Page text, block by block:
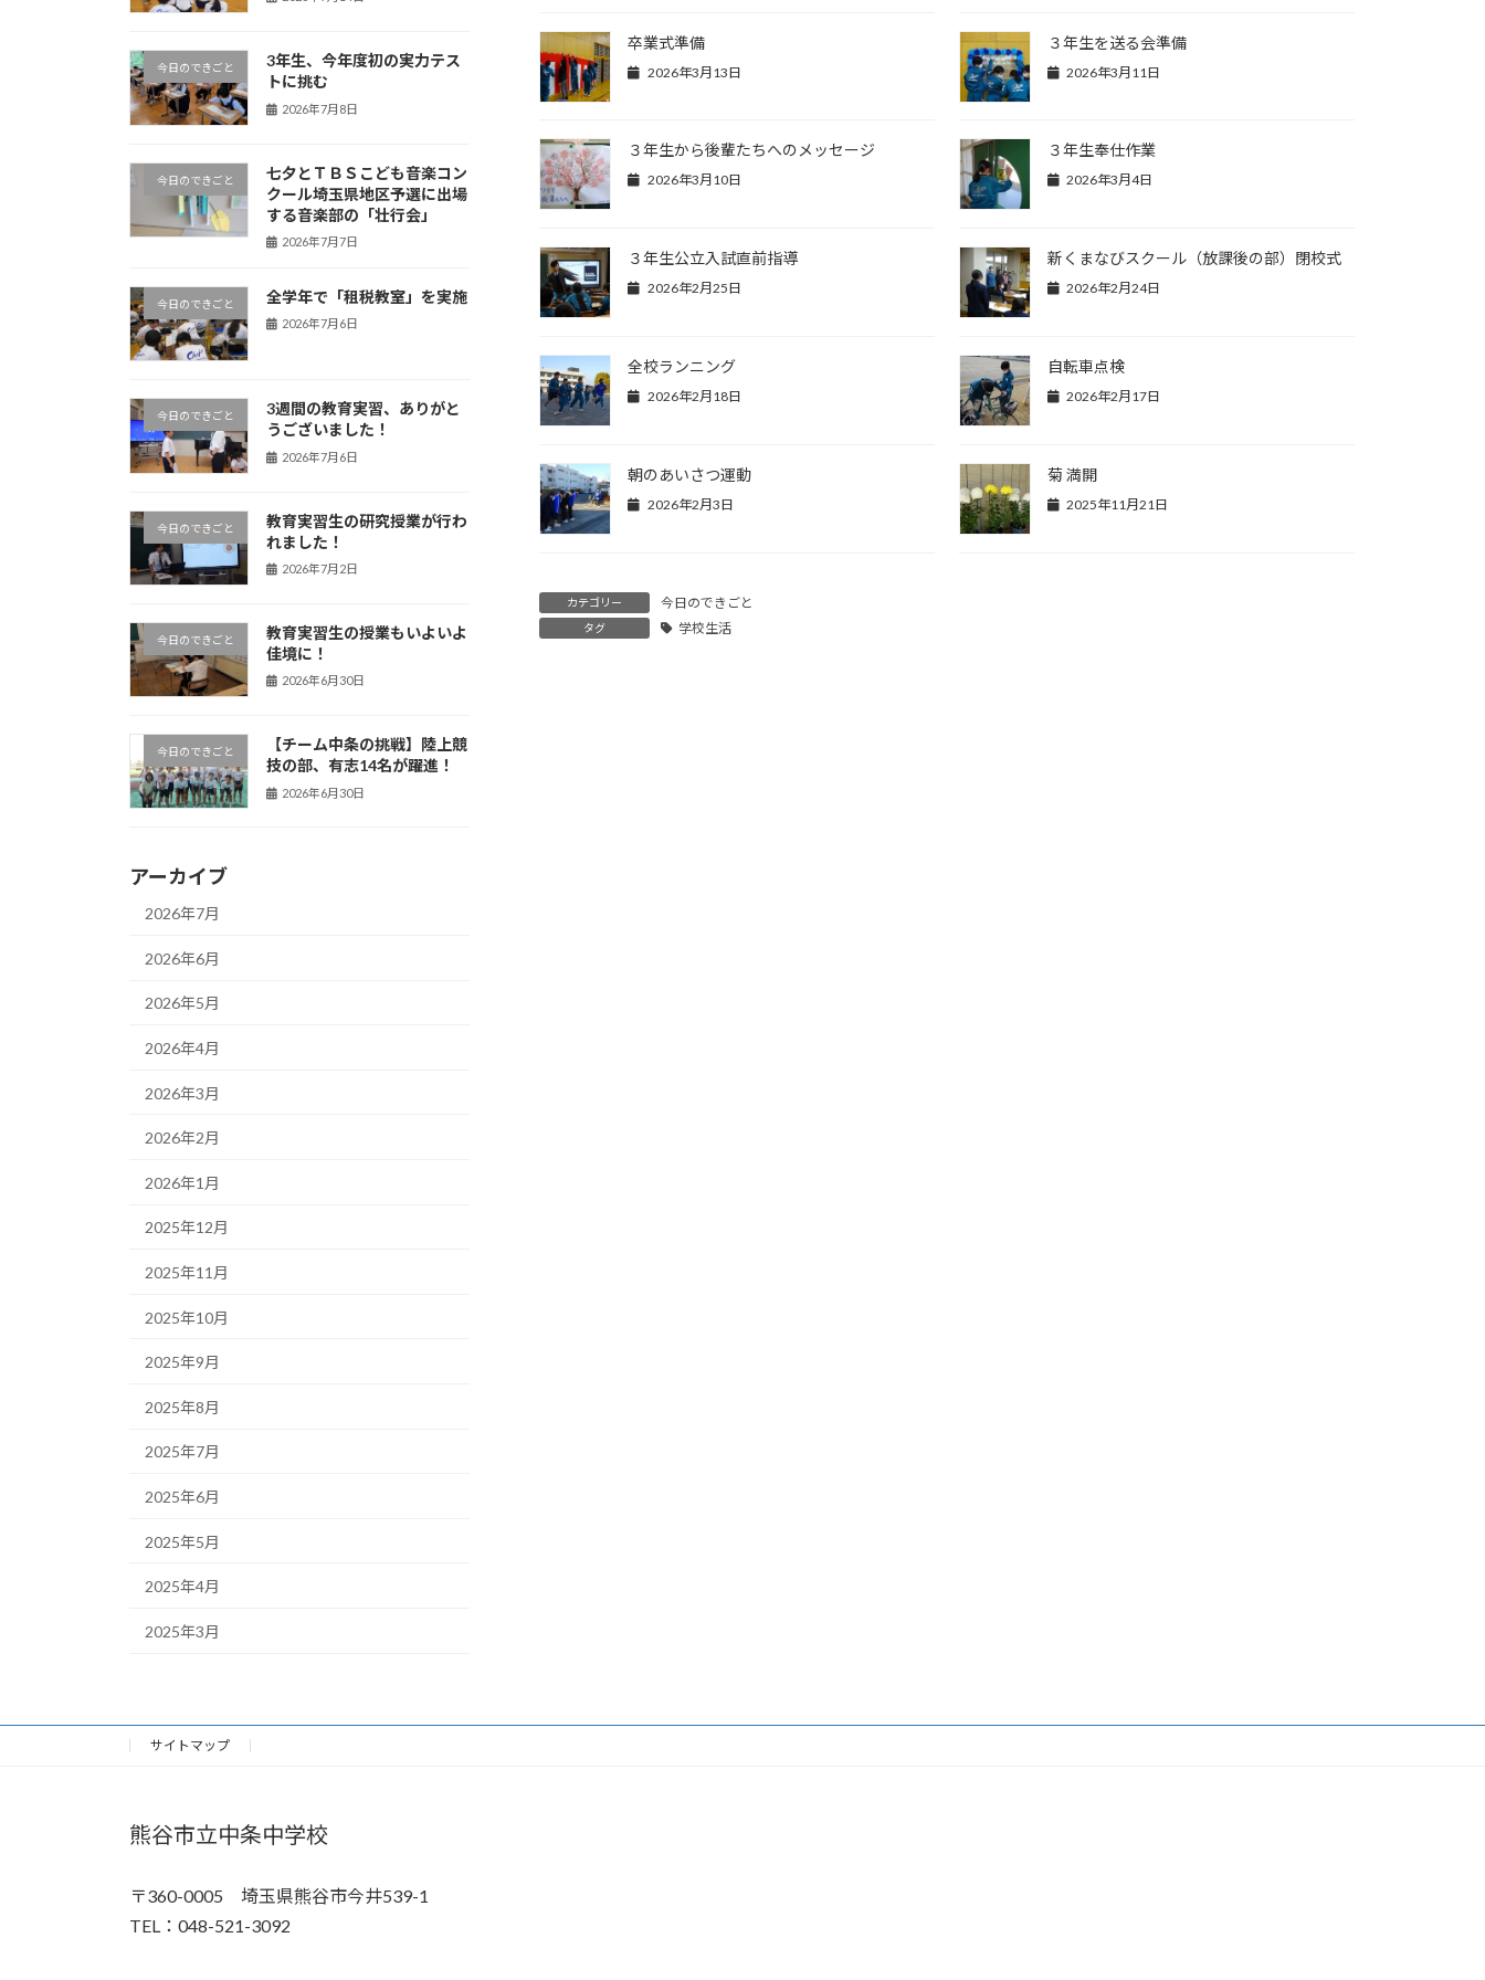
卒業式準備
2026年3月13日
３年生を送る会準備
2026年3月11日
３年生から後輩たちへのメッセージ
2026年3月10日
３年生奉仕作業
2026年3月4日
３年生公立入試直前指導
2026年2月25日
新くまなびスクール（放課後の部）閉校式
2026年2月24日
全校ランニング
2026年2月18日
自転車点検
2026年2月17日
朝のあいさつ運動
2026年2月3日
菊 満開
2025年11月21日
カテゴリー 今日のできごと
タグ 学校生活
今日のできごと
3年生、今年度初の実力テス
トに挑む
2026年7月8日
今日のできごと
七夕とＴＢＳこども音楽コン
クール埼玉県地区予選に出場
する音楽部の「壮行会」
2026年7月7日
今日のできごと 全学年で「租税教室」を実施
2026年7月6日
今日のできごと
3週間の教育実習、ありがと
うございました！
2026年7月6日
今日のできごと
教育実習生の研究授業が行わ
れました！
2026年7月2日
今日のできごと
教育実習生の授業もいよいよ
佳境に！
2026年6月30日
今日のできごと
【チーム中条の挑戦】陸上競
技の部、有志14名が躍進！
2026年6月30日
アーカイブ
2026年7月
2026年6月
2026年5月
2026年4月
2026年3月
2026年2月
2026年1月
2025年12月
2025年11月
2025年10月
2025年9月
2025年8月
2025年7月
2025年6月
2025年5月
2025年4月
2025年3月
サイトマップ
熊谷市立中条中学校
〒360-0005 埼玉県熊谷市今井539-1
TEL：048-521-3092